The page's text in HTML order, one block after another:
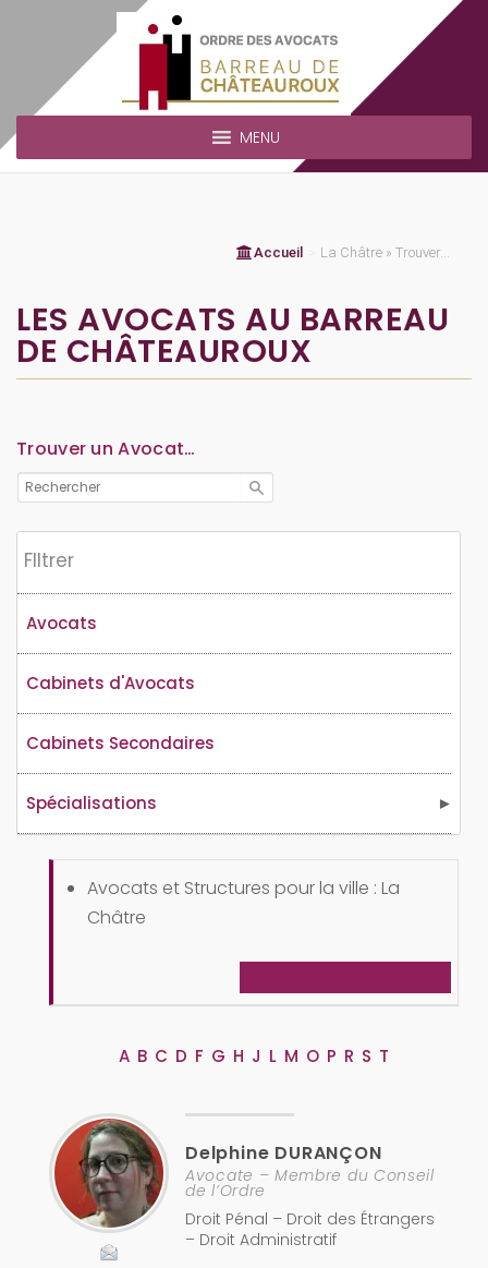
MENU
Accueil La Châtre » Trouver...
LES AVOCATS AU BARREAU
DE CHÂTEAUROUX
Trouver un Avocat…
Flltrer
Avocats
Cabinets d'Avocats
Cabinets Secondaires
Spécialisations
Avocats et Structures pour la ville : La
Châtre
A B C D F G H J L M O P R S T
Delphine DURANÇON
Avocate – Membre du Conseil
de l’Ordre
Droit Pénal – Droit des Étrangers
– Droit Administratif